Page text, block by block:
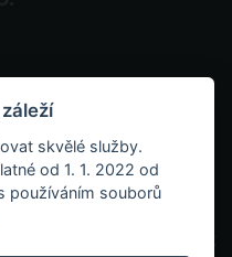
s.r.o. je akreditovanou
rejstříku vedeném
skvělé služby.
od 1. 1. 2022 od
používáním souborů